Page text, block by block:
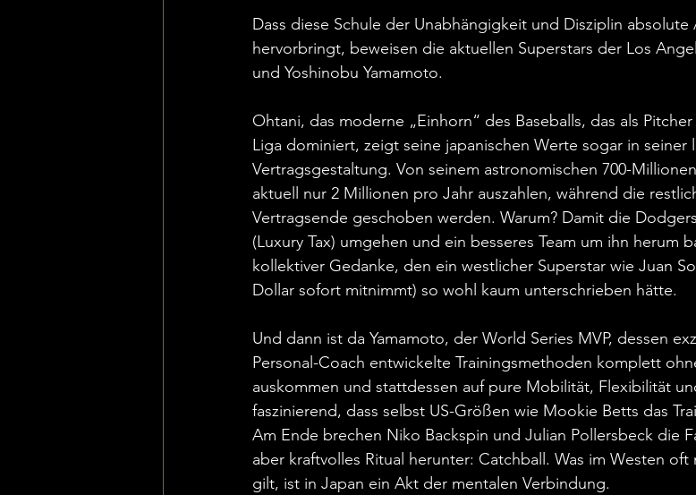
Dass diese Schule der Unabhängigkeit und Disziplin absolute
hervorbringt, beweisen die aktuellen Superstars der Los
und Yoshinobu Yamamoto.
Ohtani, das moderne „Einhorn“ des Baseballs, das als
Liga dominiert, zeigt seine japanischen Werte sogar in seiner
Vertragsgestaltung. Von seinem astronomischen 700-
aktuell nur 2 Millionen pro Jahr auszahlen, während die
Vertragsende geschoben werden. Warum? Damit die
(Luxury Tax) umgehen und ein besseres Team um ihn herum
kollektiver Gedanke, den ein westlicher Superstar wie Juan
Dollar sofort mitnimmt) so wohl kaum unterschrieben hätte.
Und dann ist da Yamamoto, der World Series MVP, dessen
Personal-Coach entwickelte Trainingsmethoden komplett
auskommen und stattdessen auf pure Mobilität, Flexibilität
faszinierend, dass selbst US-Größen wie Mookie Betts das
Am Ende brechen Niko Backspin und Julian Pollersbeck die
aber kraftvolles Ritual herunter: Catchball. Was im Westen oft
gilt, ist in Japan ein Akt der mentalen Verbindung.